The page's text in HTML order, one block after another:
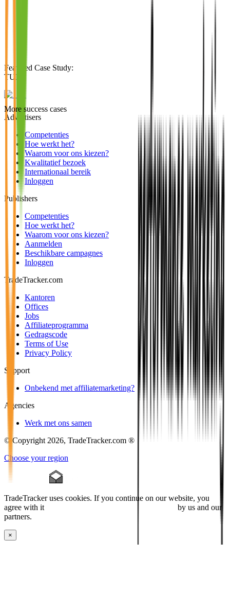
Featured Case Study:
TUI
More success cases
Advertisers
Competenties
Hoe werkt het?
Waarom voor ons kiezen?
Kwalitatief bezoek
Internationaal bereik
Inloggen
Publishers
Competenties
Hoe werkt het?
Waarom voor ons kiezen?
Aanmelden
Beschikbare campagnes
Inloggen
TradeTracker.com
Kantoren
Offices
Jobs
Affiliateprogramma
Gedragscode
Terms of Use
Privacy Policy
Support
Onbekend met affiliatemarketing?
Agencies
Werk met ons samen
© Copyright 2026, TradeTracker.com ®
Choose your region
TradeTracker uses cookies. If you continue on our website, you
agree with it
by us and our
partners.
×